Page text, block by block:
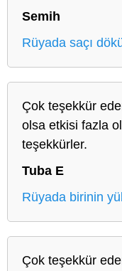
Semih
Rüyada saçı
Çok teşekkür
olsa etkisi fazla
teşekkürler.
Tuba E
Rüyada birinin
Çok teşekkür